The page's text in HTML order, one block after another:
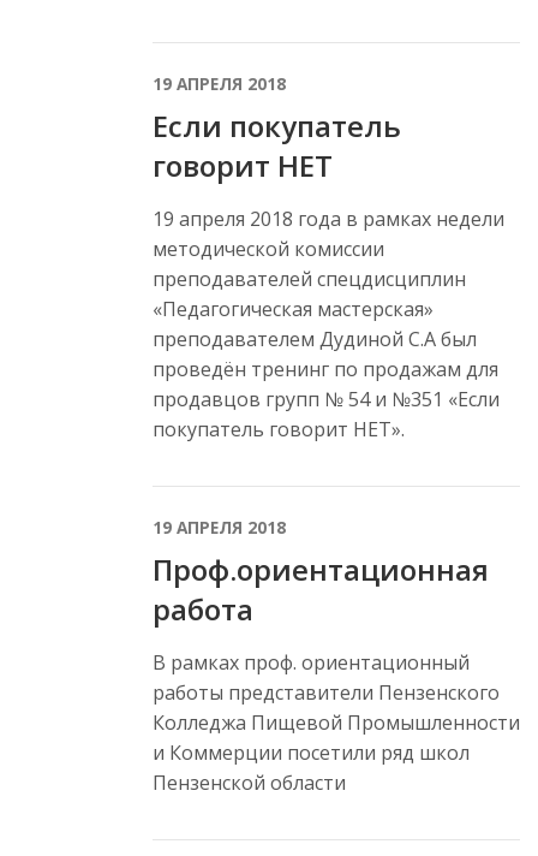
19 АПРЕЛЯ 2018
Если покупатель
говорит НЕТ
19 апреля 2018 года в рамках недели
методической комиссии
преподавателей спецдисциплин
«Педагогическая мастерская»
преподавателем Дудиной С.А был
проведён тренинг по продажам для
продавцов групп № 54 и №351 «Если
покупатель говорит НЕТ».
19 АПРЕЛЯ 2018
Проф.ориентационная
работа
В рамках проф. ориентационный
работы представители Пензенского
Колледжа Пищевой Промышленности
и Коммерции посетили ряд школ
Пензенской области